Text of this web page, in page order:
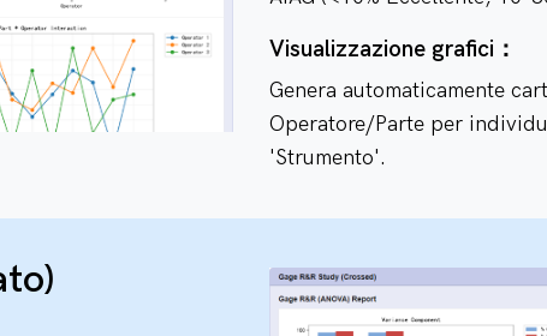
Visualizzazione grafici：
Genera automaticamente
Operatore/Parte per
'Strumento'.